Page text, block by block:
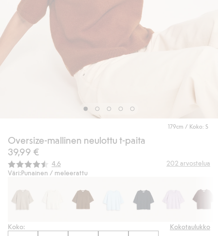
179cm / Koko: S
Oversize-mallinen neulottu t-paita
39,99 €
Keskimääräinen luokitus:
4.6 202 arvostelua
Väri:Punainen / meleerattu
Koko: Kokotaulukko